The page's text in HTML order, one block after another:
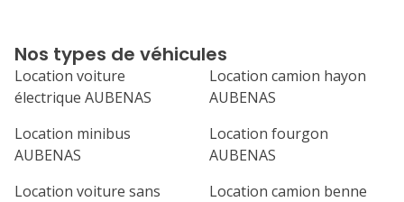
Nos types de véhicules
Location voiture
électrique AUBENAS
Location camion hayon
AUBENAS
Location minibus
AUBENAS
Location fourgon
AUBENAS
Location voiture sans
Location camion benne